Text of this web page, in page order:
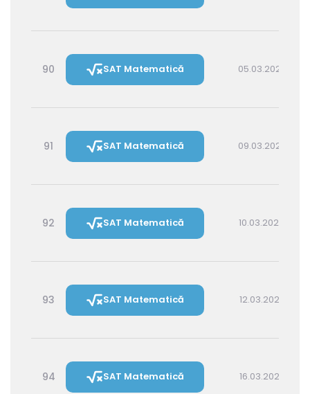
90 SAT Matematică 05.03.2027 16:00
91 SAT Matematică 09.03.2027 16:00
92 SAT Matematică 10.03.2027 14:30
93 SAT Matematică 12.03.2027 16:00
94 SAT Matematică 16.03.2027 16:00